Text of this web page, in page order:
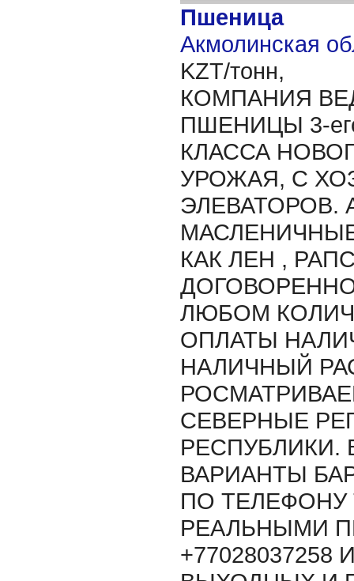
Пшеница
Акмолинская
KZT/тонн,
КОМПАНИЯ
ПШЕНИЦЫ 3-его
КЛАССА
УРОЖАЯ, С
ЭЛЕВАТОРОВ.
КАК ЛЕН ,
ЛЮБОМ
ОПЛАТЫ
НАЛИЧНЫЙ
СЕВЕРНЫЕ
ВАРИАНТЫ
ПО ТЕЛЕФОНУ
РЕАЛЬНЫМИ